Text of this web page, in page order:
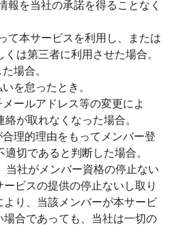
報を当社の承諾を得ることなく
て本サービスを利用し、または
は第三者に利用させた場合。
場合。
を怠ったとき。
メールアドレス等の変更によ
絡が取れなくなった場合。
理的理由をもってメンバー登
切であると判断した場合。
当社がメンバー資格の停止ない
ービスの提供の停止ないし取り
り、当該メンバーが本サービ
場合であっても、当社は一切の